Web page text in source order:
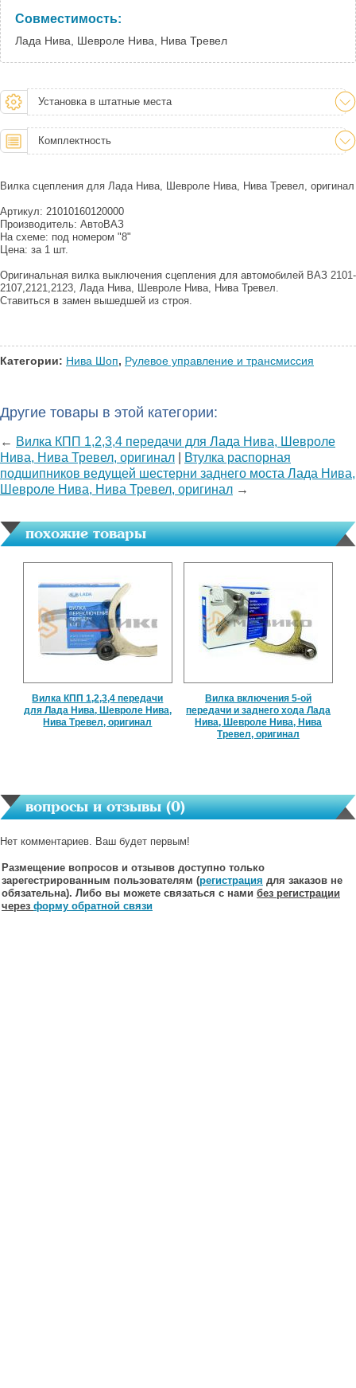
Совместимость:
Лада Нива, Шевроле Нива, Нива Тревел
Установка в штатные места
Комплектность
Вилка сцепления для Лада Нива, Шевроле Нива, Нива Тревел, оригинал
Артикул: 21010160120000
Производитель: АвтоВАЗ
На схеме: под номером "8"
Цена: за 1 шт.
Оригинальная вилка выключения сцепления для автомобилей ВАЗ 2101-
2107,2121,2123, Лада Нива, Шевроле Нива, Нива Тревел.
Ставиться в замен вышедшей из строя.
Категории: Нива Шоп, Рулевое управление и трансмиссия
Другие товары в этой категории:
← Вилка КПП 1,2,3,4 передачи для Лада Нива, Шевроле
Нива, Нива Тревел, оригинал
Втулка распорная
подшипников ведущей шестерни заднего моста Лада Нива,
Шевроле Нива, Нива Тревел, оригинал →
похожие товары
Вилка КПП 1,2,3,4 передачи
для Лада Нива, Шевроле Нива,
Нива Тревел, оригинал
Вилка включения 5-ой
передачи и заднего хода Лада
Нива, Шевроле Нива, Нива
Тревел, оригинал
вопросы и отзывы (0)
Нет комментариев. Ваш будет первым!
Размещение вопросов и отзывов доступно только
зарегестрированным пользователям (регистрация для заказов не
обязательна). Либо вы можете связаться с нами без регистрации
через форму обратной связи